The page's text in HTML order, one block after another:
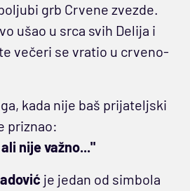
grb Crvene zvezde.
ušao u srca svih Delija i
večeri se vratio u crveno-
kada nije baš prijateljski
priznao:
nije važno..."
je jedan od simbola